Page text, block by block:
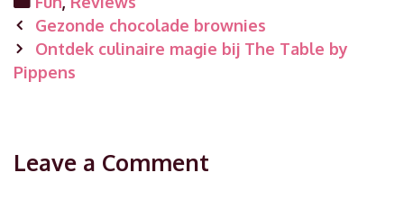
Post
navigation
Gezonde chocolade brownies
Ontdek culinaire magie bij The Table by
Pippens
Leave a Comment